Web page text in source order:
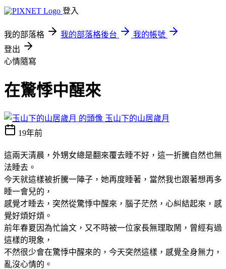
登入
我的部落格 我的部落格後台
我的帳號
登出
心情隨寫
在驚悸中醒來
玉山下的山居歲月
19年前
這兩天清晨，外甥女總是翻來覆去睡不好，這一折騰自然也無
法睡去。
今天就這樣被折騰一陣子，她再度睡著，當然我也跟著想再多
睡一會兒的，
感覺才睡去，突然從驚悸中醒來，腦子茫然，心糾結起來，感
覺好煩好煩。
前年春夏因為忙論文，又不時被一位家長無理取鬧，曾經有過
這樣的現象，
不然很少會在驚悸中醒來的，今天突然這樣，感覺全身無力，
亂沒心情的。